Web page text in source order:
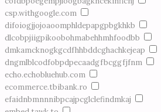
csp.withgoogle.com
difoiogjjojoaoomphldepapgpbgkhkb
dlcobpjiigpikoobohmabehhmhfoodbb
dmkamcknogkgcdfhhbddcghachkejeap
dngmlblcodfobpdpecaadgfbcggfjfnm
echo.echobluehub.com
ecommerce.tbibank.ro
efaidnbmnnnibpcajpcglclefindmkaj